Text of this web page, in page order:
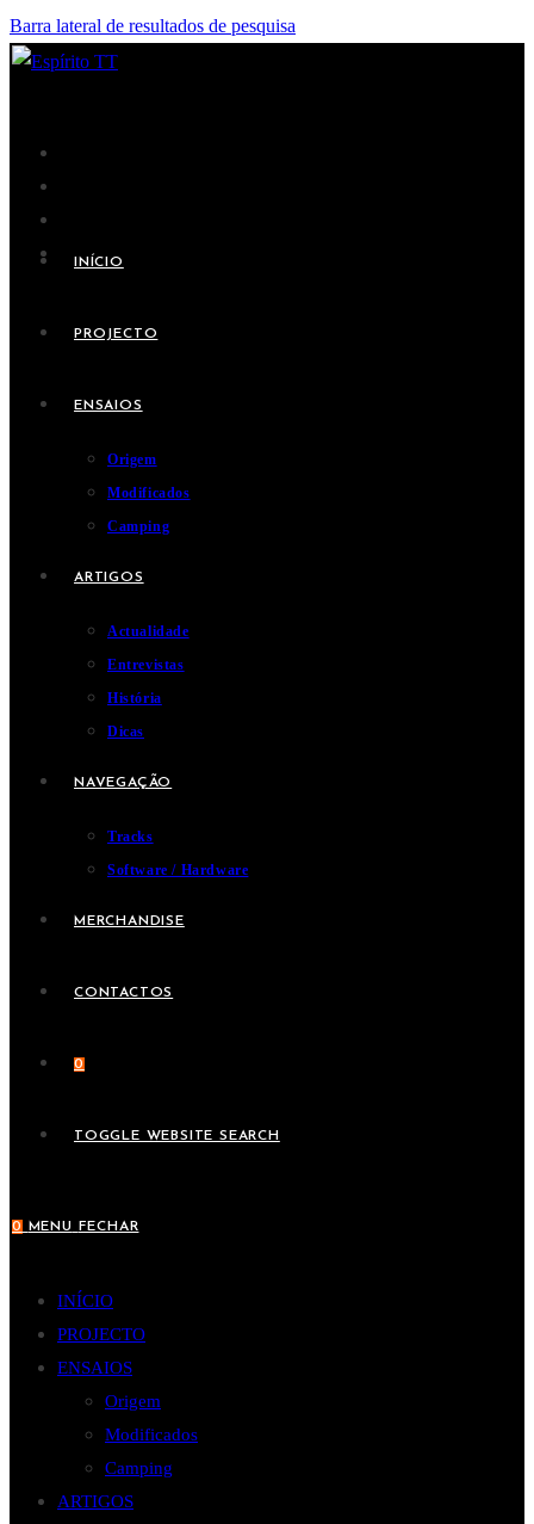
Barra lateral de resultados de pesquisa
INÍCIO
PROJECTO
ENSAIOS
Origem
Modificados
Camping
ARTIGOS
Actualidade
Entrevistas
História
Dicas
NAVEGAÇÃO
Tracks
Software / Hardware
MERCHANDISE
CONTACTOS
0
TOGGLE WEBSITE SEARCH
0 MENU FECHAR
INÍCIO
PROJECTO
ENSAIOS
Origem
Modificados
Camping
ARTIGOS